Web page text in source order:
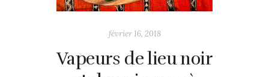
février 16, 2018
Vapeurs de lieu noir